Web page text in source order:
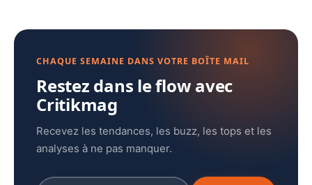
CHAQUE SEMAINE DANS VOTRE BOÎTE MAIL
Restez dans le flow avec
Critikmag
Recevez les tendances, les buzz, les tops et les
analyses à ne pas manquer.